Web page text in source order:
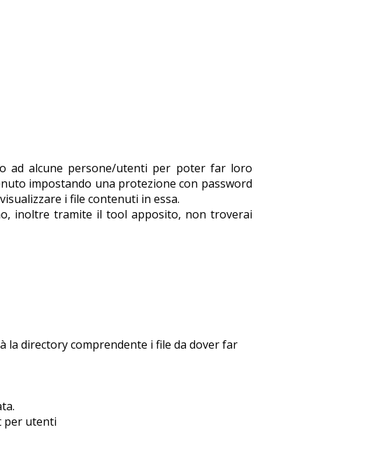
ad alcune persone/utenti per poter far loro
impostando una protezione con password
i file contenuti in essa.
inoltre tramite il tool apposito, non troverai
la directory comprendente i file da dover far
per utenti